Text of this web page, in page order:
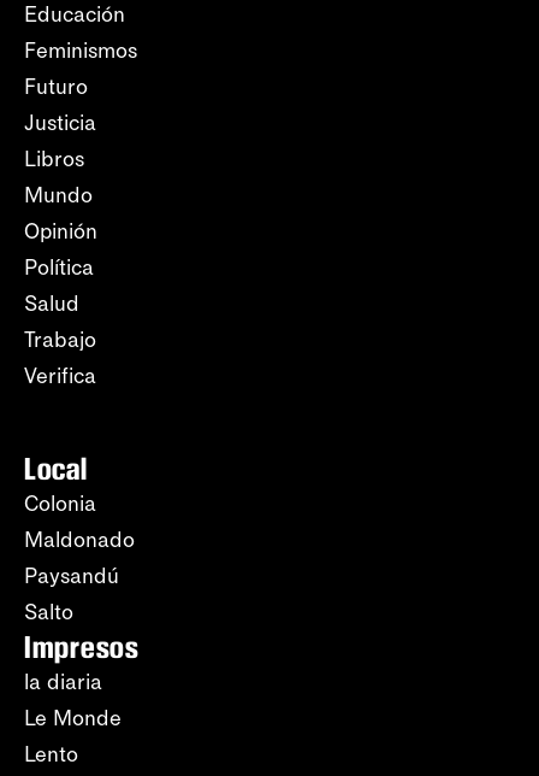
Educación
Feminismos
Futuro
Justicia
Libros
Mundo
Opinión
Política
Salud
Trabajo
Verifica
Local
Colonia
Maldonado
Paysandú
Salto
Impresos
la diaria
Le Monde
Lento